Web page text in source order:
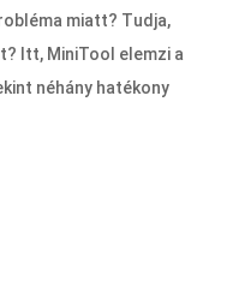
miatt? Tudja,
Itt, MiniTool elemzi a
néhány hatékony